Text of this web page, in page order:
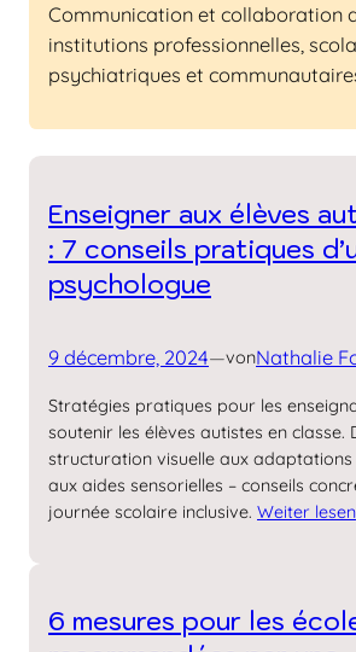
Communication et collaboration
institutions professionnelles,
psychiatriques et
Enseigner aux élèves
: 7 conseils pratiques
psychologue
9 décembre, 2024—vonNathalie
Stratégies pratiques pour les
soutenir les élèves autistes en classe.
structuration visuelle aux
aux aides sensorielles – conseils
journée scolaire inclusive. Weiter lesen
6 mesures pour les